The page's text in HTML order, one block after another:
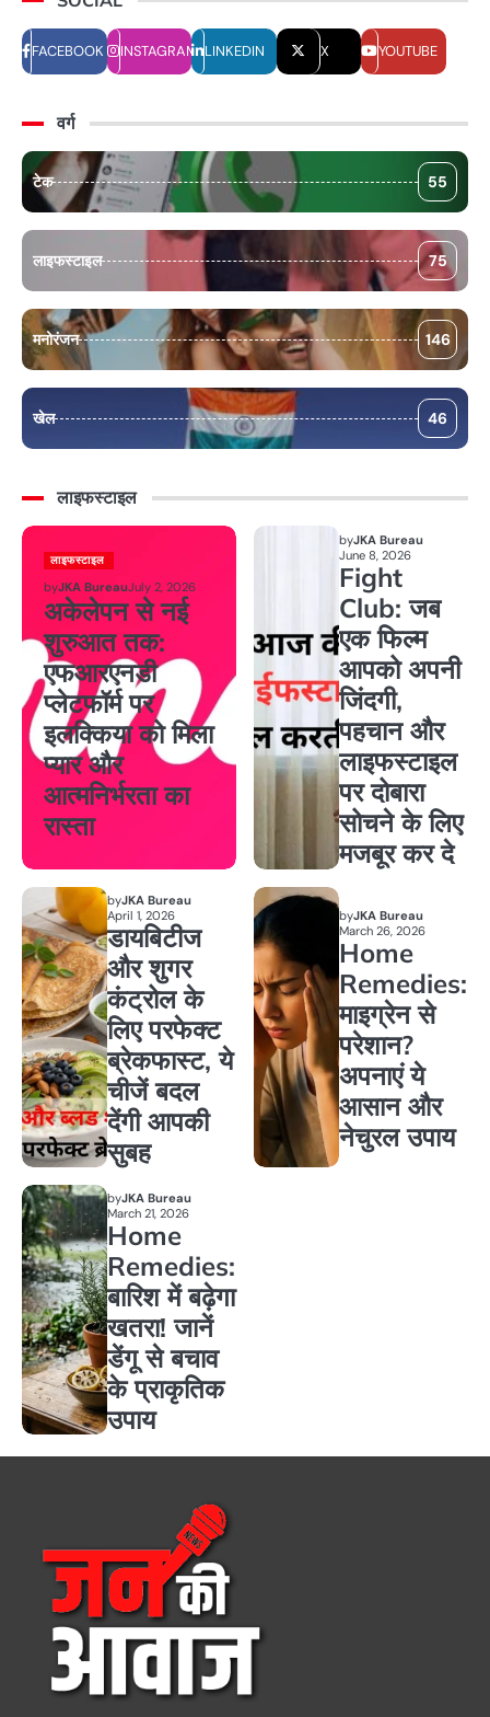
FACEBOOK INSTAGRAM LINKEDIN X YOUTUBE
वर्ग
टेक 55
लाइफस्टाइल 75
मनोरंजन 146
खेल 46
लाइफस्टाइल
लाइफस्टाइल
byJKA BureauJuly 2, 2026
अकेलेपन से नई
शुरुआत तक:
एफआरएनडी
प्लेटफॉर्म पर
इलक्किया को मिला
प्यार और
आत्मनिर्भरता का
रास्ता
byJKA Bureau
June 8, 2026
Fight
Club: जब
एक फिल्म
आपको अपनी
जिंदगी,
पहचान और
लाइफस्टाइल
पर दोबारा
सोचने के लिए
मजबूर कर दे
byJKA Bureau
April 1, 2026
डायबिटीज
और शुगर
कंट्रोल के
लिए परफेक्ट
ब्रेकफास्ट, ये
चीजें बदल
देंगी आपकी
सुबह
byJKA Bureau
March 26, 2026
Home
Remedies:
माइग्रेन से
परेशान?
अपनाएं ये
आसान और
नेचुरल उपाय
byJKA Bureau
March 21, 2026
Home
Remedies:
बारिश में बढ़ेगा
खतरा! जानें
डेंगू से बचाव
के प्राकृतिक
उपाय